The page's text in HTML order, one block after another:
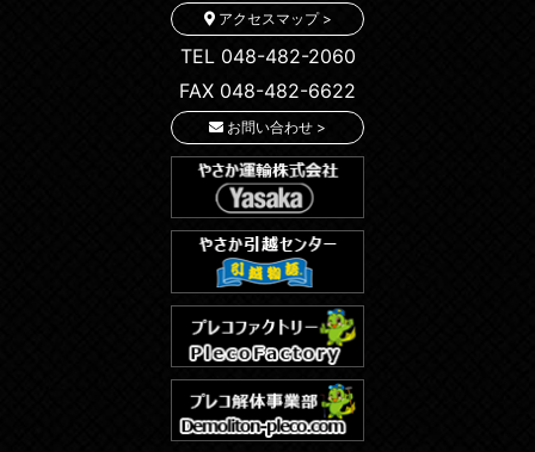
アクセスマップ >
TEL 048-482-2060
FAX 048-482-6622
お問い合わせ >